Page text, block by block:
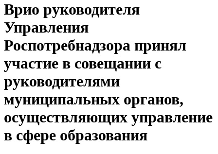
Врио руководителя
Управления
Роспотребнадзора принял
участие в совещании с
руководителями
муниципальных органов,
осуществляющих управление
в сфере образования